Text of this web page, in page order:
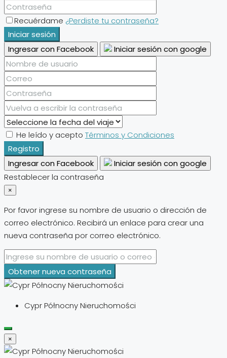
Recuérdame ¿Perdiste tu contraseña?
Iniciar sesión
Ingresar con Facebook
Iniciar sesión con google
He leído y acepto Términos y Condiciones
Registro
Ingresar con Facebook
Iniciar sesión con google
Restablecer la contraseña
×
Por favor ingrese su nombre de usuario o dirección de
correo electrónico. Recibirá un enlace para crear una
nueva contraseña por correo electrónico.
Obtener nueva contraseña
Cypr Północny Nieruchomości
×